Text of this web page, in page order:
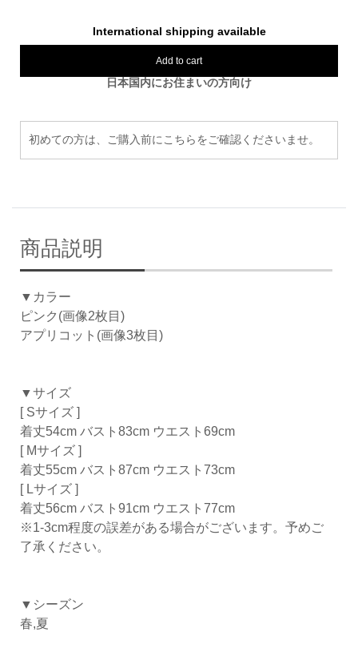
International shipping available
Add to cart
日本国内にお住まいの方向け
初めての方は、ご購入前にこちらをご確認くださいませ。
商品説明
▼カラー
ピンク(画像2枚目)
アプリコット(画像3枚目)
▼サイズ
[ Sサイズ ]
着丈54cm バスト83cm ウエスト69cm
[ Mサイズ ]
着丈55cm バスト87cm ウエスト73cm
[ Lサイズ ]
着丈56cm バスト91cm ウエスト77cm
※1-3cm程度の誤差がある場合がございます。予めご
了承ください。
▼シーズン
春,夏